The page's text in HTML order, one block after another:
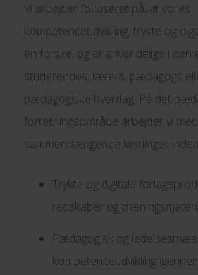
Vi arbejder fokuseret på, at vores
kompetenceudvikling, trykte og
en forskel og er anvendelige i den
studerendes, lærers, pædagogs
pædagogiske hverdag. På det
forretningsområde arbejder vi med
sammenhængende løsninger
Trykte og digitale
redskaber og
Pædagogisk og
kompetenceudvikling